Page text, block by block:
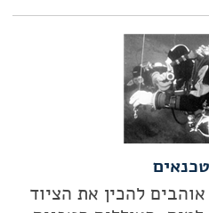
להכין את הציוד